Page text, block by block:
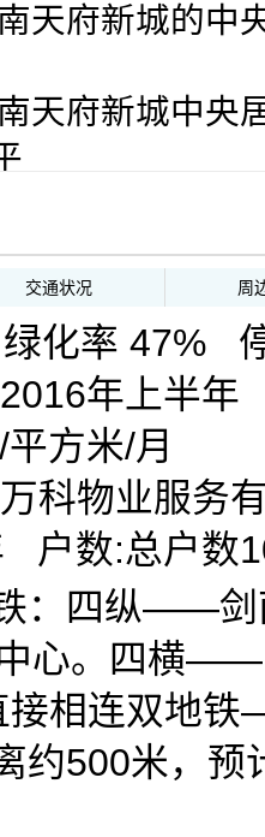
天府新城的中
天府新城中央
市生活深度居家
城南首座的金
天府新城的中
惠
交通状况 周
化率 47%
年上半年
方米/月
科物业服务
户数:总户数
万科进入成
和金域西岭
邻伊藤洋华
：四纵——剑
心。四横——
接相连双地
约500米，预